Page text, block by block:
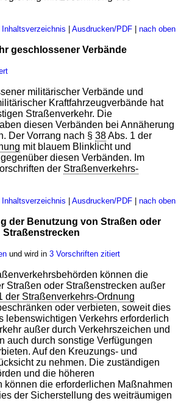
Inhaltsverzeichnis | Ausdrucken/PDF| nach oben
geschlossener Verbände
militärischer Verbände und
Kraftfahrzeugverbände hat
Straßenverkehr. Die
diesen Verbänden bei Annäherung
Der Vorrang nach §38Abs. 1 der
mit blauem Blinklicht und
diesen Verbänden. Im
der Straßenverkehrs-
Inhaltsverzeichnis | Ausdrucken/PDF| nach oben
der Benutzung von Straßen oder
Straßenstrecken
und wird in3 Vorschriften zitiert
können die
Straßen oder Straßenstrecken außer
der Straßenverkehrs-Ordnung
oder verbieten, soweit dies
lebenswichtigen Verkehrs erforderlich
außer durch Verkehrszeichen und
auch durch sonstige Verfügungen
Auf den Kreuzungs- und
zu nehmen. Die zuständigen
und die höheren
können die erforderlichen Maßnahmen
der Sicherstellung des weiträumigen